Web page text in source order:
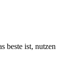
beste ist, nutzen